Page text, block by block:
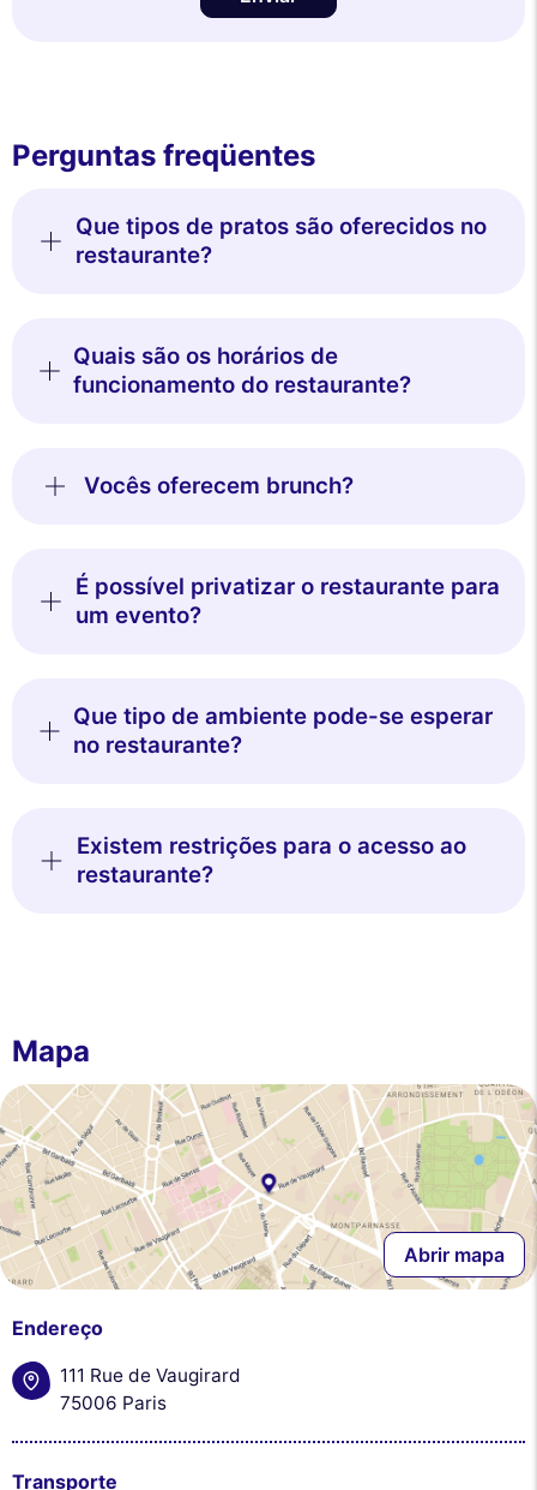
Perguntas freqüentes
Que tipos de pratos são oferecidos no
restaurante?
Quais são os horários de
funcionamento do restaurante?
Vocês oferecem brunch?
É possível privatizar o restaurante para
um evento?
Que tipo de ambiente pode-se esperar
no restaurante?
Existem restrições para o acesso ao
restaurante?
Mapa
Abrir mapa
Endereço
111 Rue de Vaugirard
75006 Paris
Transporte